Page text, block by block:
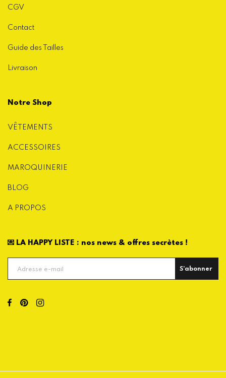
CGV
Contact
Guide des Tailles
Livraison
Notre Shop
VÊTEMENTS
ACCESSOIRES
MAROQUINERIE
BLOG
A PROPOS
💌 LA HAPPY LISTE : nos news & offres secrètes !
S'abonner